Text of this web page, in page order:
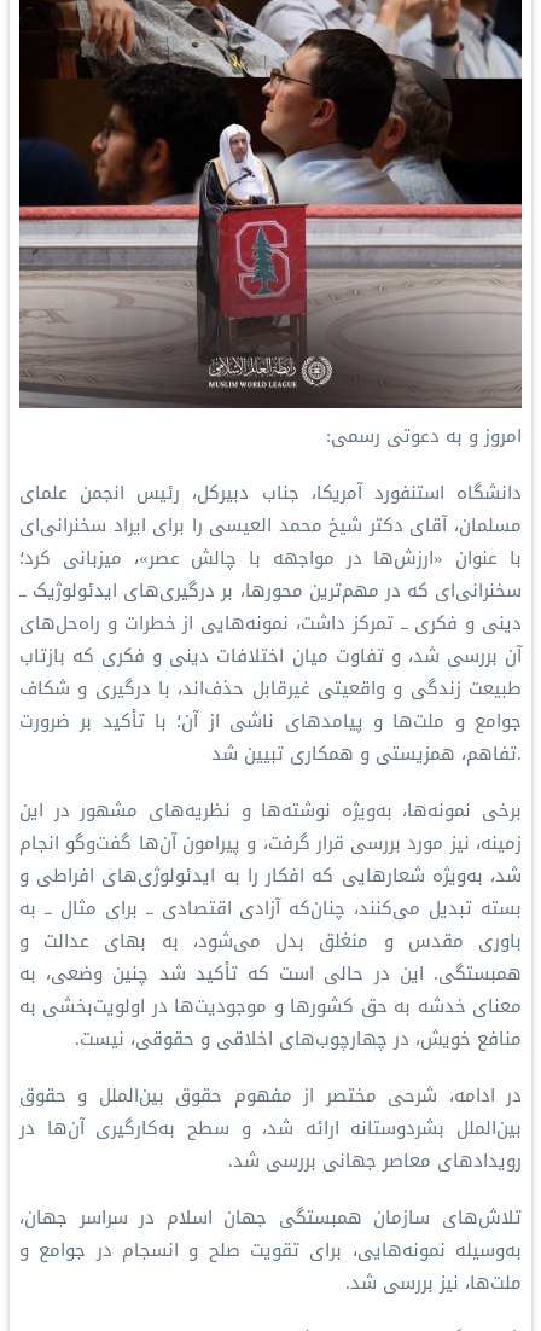
امروز و به دعوتی رسمی:
دانشگاه استنفورد آمریکا، جناب دبیرکل، رئیس انجمن علمای
مسلمان، آقای دکتر شیخ ⁧محمد العيسى⁩ ⁦را برای ایراد سخنرانی‌ای
با عنوان «ارزش‌ها در مواجهه با چالش عصر»، میزبانی کرد؛
سخنرانی‌ای که در مهم‌ترین محورها، بر درگیری‌های ایدئولوژیک ــ
دینی و فکری ــ تمرکز داشت، نمونه‌هایی از خطرات و راه‌حل‌های
آن بررسی شد، و تفاوت میان اختلافات دینی و فکری که بازتاب
طبیعت زندگی و واقعیتی غیرقابل حذف‌اند، با درگیری و شکاف
جوامع و ملت‌ها و پیامدهای ناشی از آن؛ با تأکید بر ضرورت
تفاهم، همزیستی و همکاری تبیین شد.
برخی نمونه‌ها، به‌ویژه نوشته‌ها و نظریه‌های مشهور در این
زمینه، نیز مورد بررسی قرار گرفت، و پیرامون آن‌ها گفت‌وگو انجام
شد، به‌ویژه شعارهایی که افکار را به ایدئولوژی‌های افراطی و
بسته تبدیل می‌کنند، چنان‌که آزادی اقتصادی ــ برای مثال ــ به
باوری مقدس و منغلق بدل می‌شود، به بهای عدالت و
همبستگی. این در حالی است که تأکید شد چنین وضعی، به
معنای خدشه به حق کشورها و موجودیت‌ها در اولویت‌بخشی به
منافع خویش، در چهارچوب‌های اخلاقی و حقوقی، نیست.
در ادامه، شرحی مختصر از مفهوم حقوق بین‌الملل و حقوق
بین‌الملل بشردوستانه ارائه شد، و سطح به‌کارگیری آن‌ها در
رویدادهای معاصر جهانی بررسی شد.
تلاش‌های ⁧سازمان همبستگی جهان اسلام⁩ در سراسر جهان،
به‌وسیله نمونه‌هایی، برای تقویت صلح و انسجام در جوامع و
ملت‌ها، نیز بررسی شد.